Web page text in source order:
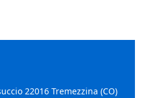
22016 Tremezzina (CO)